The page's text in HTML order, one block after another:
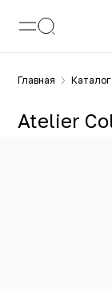
Главная Каталог
Atelier